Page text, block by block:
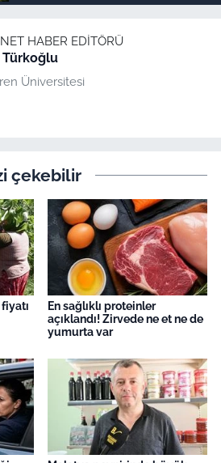
HABER EDITÖRÜ
Türkoğlu
Üniversitesi
çekebilir
En sağlıklı proteinler
açıklandı! Zirvede ne et ne de
yumurta var